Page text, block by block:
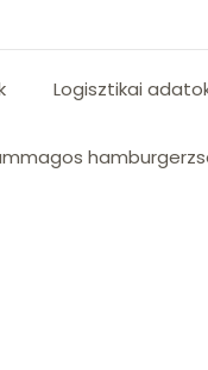
Logisztikai